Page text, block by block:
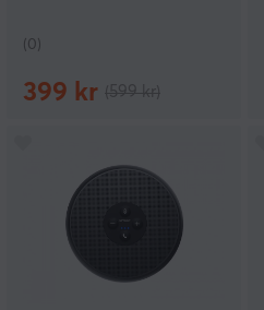
(0)
399 kr